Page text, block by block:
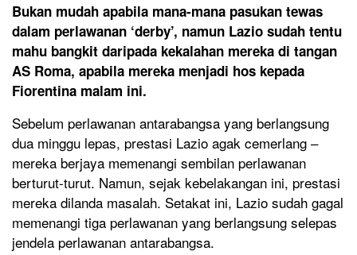
Bukan mudah apabila mana-mana pasukan tewas
dalam perlawanan ‘derby’, namun Lazio sudah tentu
mahu bangkit daripada kekalahan mereka di tangan
AS Roma, apabila mereka menjadi hos kepada
Fiorentina malam ini.
Sebelum perlawanan antarabangsa yang berlangsung
dua minggu lepas, prestasi Lazio agak cemerlang –
mereka berjaya memenangi sembilan perlawanan
berturut-turut. Namun, sejak kebelakangan ini, prestasi
mereka dilanda masalah. Setakat ini, Lazio sudah gagal
memenangi tiga perlawanan yang berlangsung selepas
jendela perlawanan antarabangsa.